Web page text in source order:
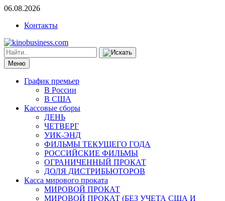
06.08.2026
Контакты
Меню
График премьер
В России
В США
Кассовые сборы
ДЕНЬ
ЧЕТВЕРГ
УИК-ЭНД
ФИЛЬМЫ ТЕКУЩЕГО ГОДА
РОССИЙСКИЕ ФИЛЬМЫ
ОГРАНИЧЕННЫЙ ПРОКАТ
ДОЛЯ ДИСТРИБЬЮТОРОВ
Касса мирового проката
МИРОВОЙ ПРОКАТ
МИРОВОЙ ПРОКАТ (БЕЗ УЧЕТА США И